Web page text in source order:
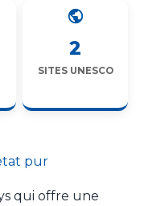
2
SITES UNESCO
pur
qui offre une